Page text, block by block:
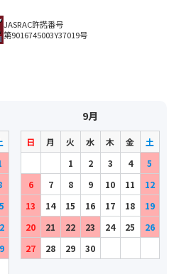
JASRAC許諾番号
第9016745003Y37019号
9月
日 月 火 水 木 金
土
1
2 3 4
5
6
7 8 9 10 11
12
13
14 15 16 17 18
19
20
21 22 23 24 25
26
27
28 29 30